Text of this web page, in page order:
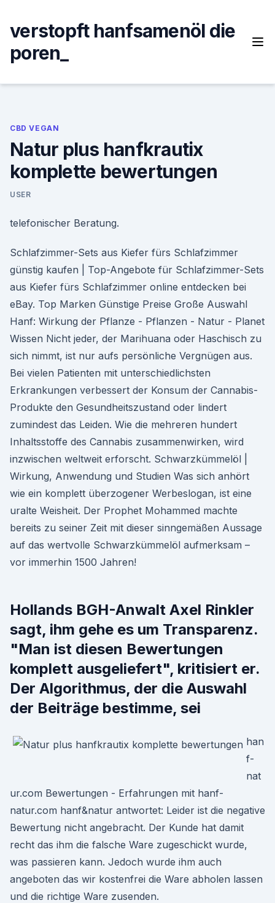
content
verstopft hanfsamenöl die
poren_
CBD VEGAN
Natur plus hanfkrautix
komplette bewertungen
USER
telefonischer Beratung.
Schlafzimmer-Sets aus Kiefer fürs Schlafzimmer
günstig kaufen | Top-Angebote für Schlafzimmer-Sets
aus Kiefer fürs Schlafzimmer online entdecken bei
eBay. Top Marken Günstige Preise Große Auswahl
Hanf: Wirkung der Pflanze - Pflanzen - Natur - Planet
Wissen Nicht jeder, der Marihuana oder Haschisch zu
sich nimmt, ist nur aufs persönliche Vergnügen aus.
Bei vielen Patienten mit unterschiedlichsten
Erkrankungen verbessert der Konsum der Cannabis-
Produkte den Gesundheitszustand oder lindert
zumindest das Leiden. Wie die mehreren hundert
Inhaltsstoffe des Cannabis zusammenwirken, wird
inzwischen weltweit erforscht. Schwarzkümmelöl |
Wirkung, Anwendung und Studien Was sich anhört
wie ein komplett überzogener Werbeslogan, ist eine
uralte Weisheit. Der Prophet Mohammed machte
bereits zu seiner Zeit mit dieser sinngemäßen Aussage
auf das wertvolle Schwarzkümmelöl aufmerksam –
vor immerhin 1500 Jahren!
Hollands BGH-Anwalt Axel Rinkler
sagt, ihm gehe es um Transparenz.
"Man ist diesen Bewertungen
komplett ausgeliefert", kritisiert er.
Der Algorithmus, der die Auswahl
der Beiträge bestimme, sei
han
f-
nat
ur.com Bewertungen - Erfahrungen mit hanf-
natur.com hanf&natur antwortet: Leider ist die negative
Bewertung nicht angebracht. Der Kunde hat damit
recht das ihm die falsche Ware zugeschickt wurde,
was passieren kann. Jedoch wurde ihm auch
angeboten das wir kostenfrei die Ware abholen lassen
und die richtige Ware zusenden.